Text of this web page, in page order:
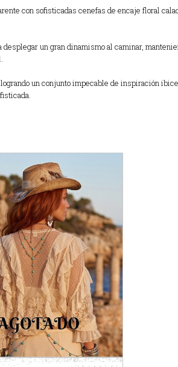
con sofisticadas cenefas de encaje floral
desplegar un gran dinamismo al caminar,
un conjunto impecable de inspiración